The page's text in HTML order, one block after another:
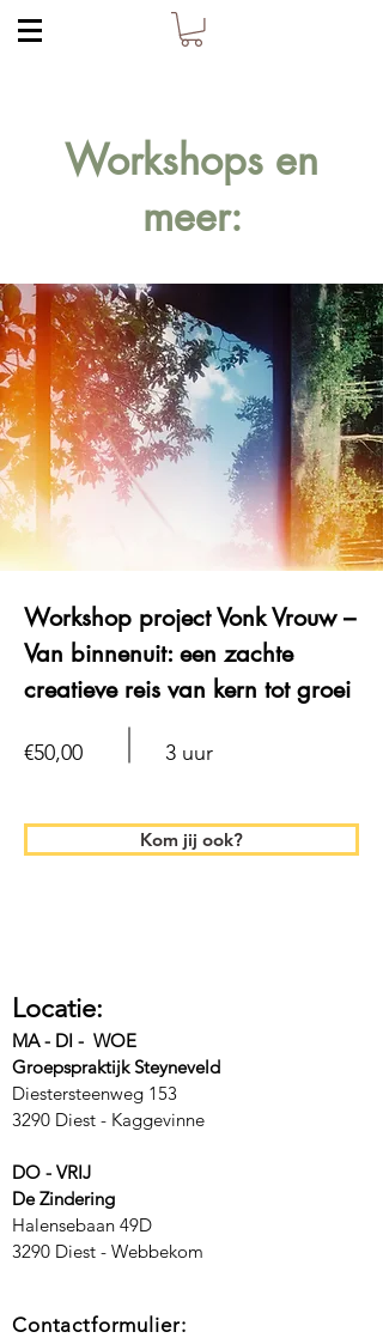
Workshops en
meer:
Workshop project Vonk Vrouw –
Van binnenuit: een zachte
creatieve reis van kern tot groei
€50,00 3 uur
Kom jij ook?
Locatie:
MA - DI - WOE
Groepspraktijk Steyneveld
Diestersteenweg 153
3290 Diest - Kaggevinne
DO - VRIJ
De Zindering
Halensebaan 49D
3290 Diest - Webbekom
Contactformulier: